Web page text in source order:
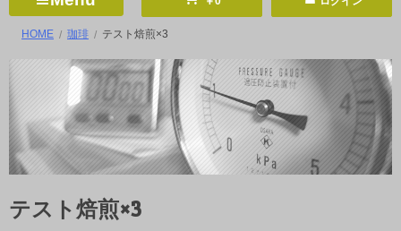
ッ
HOME 珈琲 テスト焙煎×3
テスト焙煎×3